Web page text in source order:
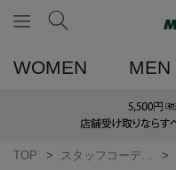
WOMEN MEN
TOP